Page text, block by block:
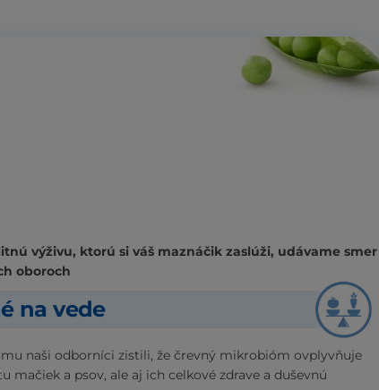
výživu, ktorú si váš maznáčik zaslúži, udávame smer
oboroch
na vede
naši odborníci zistili, že črevný mikrobióm ovplyvňuje
mačiek a psov, ale aj ich celkové zdrave a duševnú